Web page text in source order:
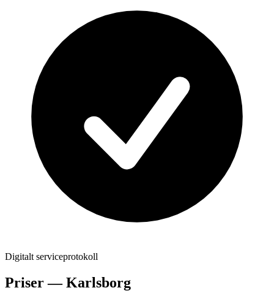
Digitalt serviceprotokoll
Priser —Karlsborg